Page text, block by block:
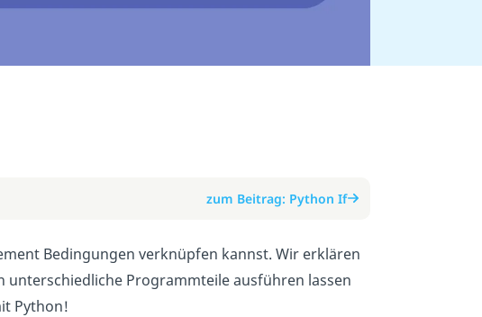
zum Beitrag: Python If
Bedingungen verknüpfen kannst. Wir erklären
Programmteile ausführen lassen
Python!